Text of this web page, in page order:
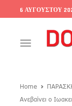
6 ΑΥΓΟΎΣΤΟΥ
Toggle
Home
Ανεβαίνει ο